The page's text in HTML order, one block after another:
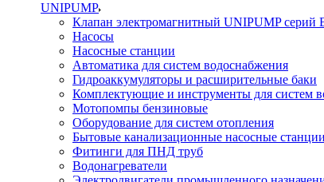
UNIPUMP
Клапан электромагнитный UNIPUMP серий
Насосы
Насосные станции
Автоматика для систем водоснабжения
Гидроаккумуляторы и расширительные баки
Комплектующие и инструменты для систем
Мотопомпы бензиновые
Оборудование для систем отопления
Бытовые канализационные насосные станции
Фитинги для ПНД труб
Водонагреватели